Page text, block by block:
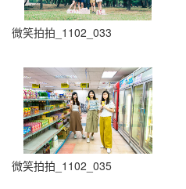
微笑拍拍_1102_033
微笑拍拍_1102_035